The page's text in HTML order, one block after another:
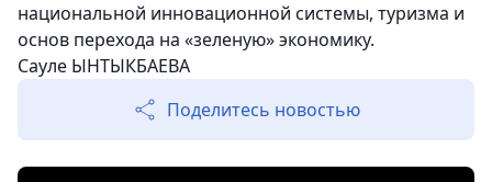
национальной инновационной системы, туризма и
основ перехода на «зеленую» экономику.
Сауле ЫНТЫКБАЕВА
Поделитесь новостью